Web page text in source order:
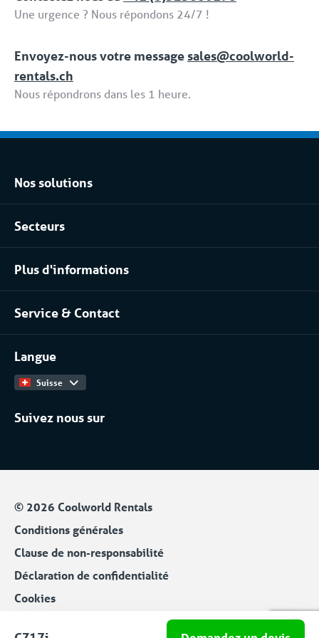
Une urgence ? Nous répondons 24/7 !
Envoyez-nous votre message sales@coolworld-
rentals.ch
Nous répondrons dans les 1 heure.
Nos solutions
Location climatisation réversible
Location chambres positives et négatives
Location pour les process industriels
Secteurs
Agroalimentaire
Pharma
Industrie chimique
Installateurs / Maintenanciers
Plus d'informations
À propos de nous
Notre équipe
Travailler chez
Catalogue Produits
Service & Contact
Contact
Langue
Suisse
Suivez nous sur
© 2026 Coolworld Rentals
Conditions générales
Clause de non-responsabilité
Déclaration de confidentialité
Cookies